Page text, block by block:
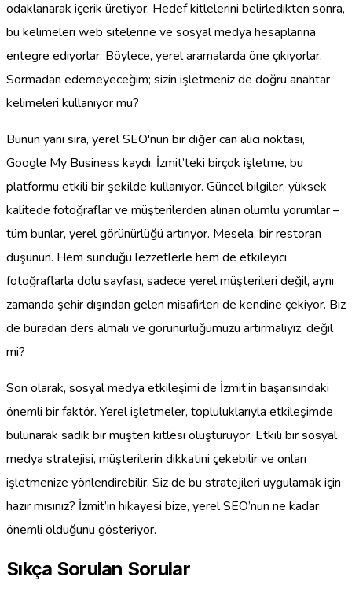
odaklanarak içerik üretiyor. Hedef kitlelerini belirledikten sonra,
bu kelimeleri web sitelerine ve sosyal medya hesaplarına
entegre ediyorlar. Böylece, yerel aramalarda öne çıkıyorlar.
Sormadan edemeyeceğim; sizin işletmeniz de doğru anahtar
kelimeleri kullanıyor mu?
Bunun yanı sıra, yerel SEO'nun bir diğer can alıcı noktası,
Google My Business kaydı. İzmit’teki birçok işletme, bu
platformu etkili bir şekilde kullanıyor. Güncel bilgiler, yüksek
kalitede fotoğraflar ve müşterilerden alınan olumlu yorumlar –
tüm bunlar, yerel görünürlüğü artırıyor. Mesela, bir restoran
düşünün. Hem sunduğu lezzetlerle hem de etkileyici
fotoğraflarla dolu sayfası, sadece yerel müşterileri değil, aynı
zamanda şehir dışından gelen misafirleri de kendine çekiyor. Biz
de buradan ders almalı ve görünürlüğümüzü artırmalıyız, değil
mi?
Son olarak, sosyal medya etkileşimi de İzmit’in başarısındaki
önemli bir faktör. Yerel işletmeler, topluluklarıyla etkileşimde
bulunarak sadık bir müşteri kitlesi oluşturuyor. Etkili bir sosyal
medya stratejisi, müşterilerin dikkatini çekebilir ve onları
işletmenize yönlendirebilir. Siz de bu stratejileri uygulamak için
hazır mısınız? İzmit’in hikayesi bize, yerel SEO’nun ne kadar
önemli olduğunu gösteriyor.
Sıkça Sorulan Sorular